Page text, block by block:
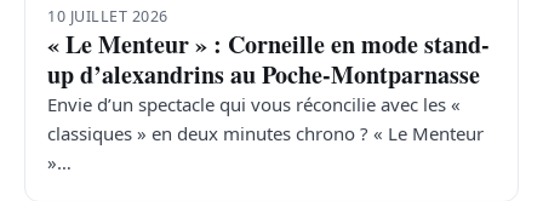
10 JUILLET 2026
« Le Menteur » : Corneille en mode stand-
up d’alexandrins au Poche-Montparnasse
Envie d’un spectacle qui vous réconcilie avec les «
classiques » en deux minutes chrono ? « Le Menteur
»…